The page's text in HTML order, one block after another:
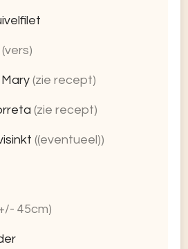
(vers)
(zie recept)
(zie recept)
((eventueel))
45cm)